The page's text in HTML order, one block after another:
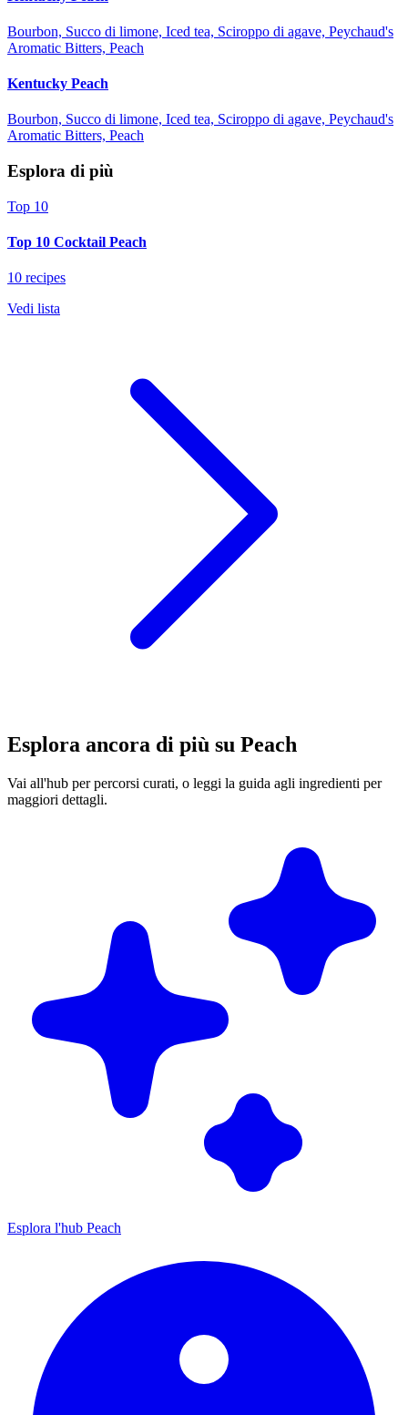
Bourbon, Succo di limone, Iced tea, Sciroppo di agave, Peychaud's
Aromatic Bitters, Peach
Kentucky Peach
Bourbon, Succo di limone, Iced tea, Sciroppo di agave, Peychaud's
Aromatic Bitters, Peach
Esplora di più
Top 10
Top 10 Cocktail Peach
10 recipes
Vedi lista
Esplora ancora di più su Peach
Vai all'hub per percorsi curati, o leggi la guida agli ingredienti per
maggiori dettagli.
Esplora l'hub Peach